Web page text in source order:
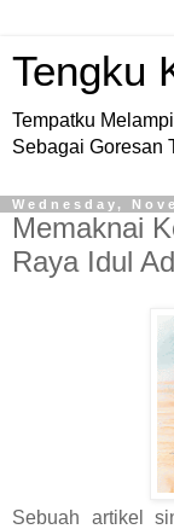
Tengku
Tempatku
Sebagai Goresan
Wednesday,
Memaknai
Raya Idul
Sebuah artikel